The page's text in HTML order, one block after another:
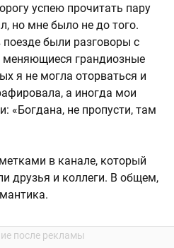
успею прочитать пару
но мне было не до того.
были разговоры с
меняющиеся грандиозные
я не могла оторваться и
а иногда мои
«Богдана, не пропусти, там
в канале, который
друзья и коллеги. В общем,